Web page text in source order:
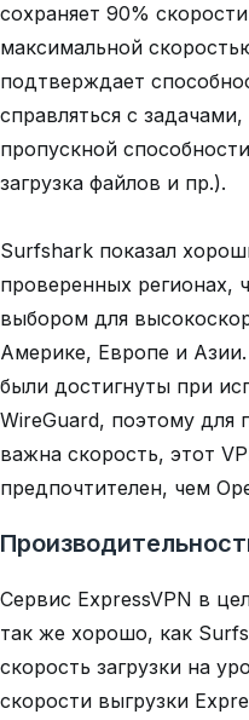
сохраняет 90%
максимальной
подтверждает
справляться с
пропускной
загрузка файлов и пр.).
Surfshark показал
проверенных регионах,
выбором для
Америке, Европе и
были достигнуты при
WireGuard, поэтому для
важна скорость, этот
предпочтителен, чем
Сервис ExpressVPN в
так же хорошо, как
скорость загрузки на
скорости выгрузки